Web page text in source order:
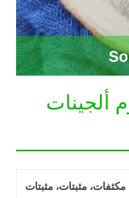
ألجينات
مكثفات، مثبتات، مثبتات